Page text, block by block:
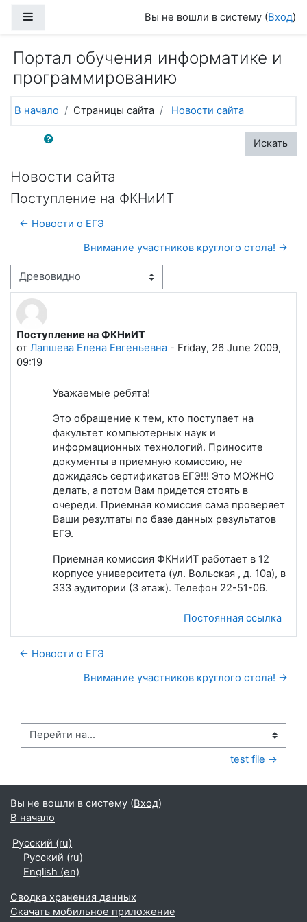
Вы не вошли в систему (Вход)
Портал обучения информатике и
программированию
В начало Страницы сайта Новости сайта
Поиск по форумам Искать
Новости сайта
Поступление на ФКНиИТ
← Новости о ЕГЭ
Внимание участников круглого стола! →
Режим отображения
Поступление на ФКНиИТ
от Лапшева Елена Евгеньевна - Friday, 26 June 2009,
09:19
Количество ответов: 0
Уважаемые ребята!
Это обращение к тем, кто поступает на
факультет компьютерных наук и
информационных технологий. Приносите
документы в приемную комиссию, не
дожидаясь сертификатов ЕГЭ!!! Это МОЖНО
делать, а потом Вам придется стоять в
очереди. Приемная комиссия сама проверяет
Ваши резултаты по базе данных результатов
ЕГЭ.
Приемная комиссия ФКНиИТ работает в 12
корпусе университета (ул. Вольская , д. 10а), в
333 аудитории (3 этаж). Телефон 22-51-06.
Постоянная ссылка
← Новости о ЕГЭ
Внимание участников круглого стола! →
Перейти на...
test file →
Вы не вошли в систему (Вход)
В начало
Русский ‎(ru)‎
Русский ‎(ru)‎
English ‎(en)‎
Сводка хранения данных
Скачать мобильное приложение